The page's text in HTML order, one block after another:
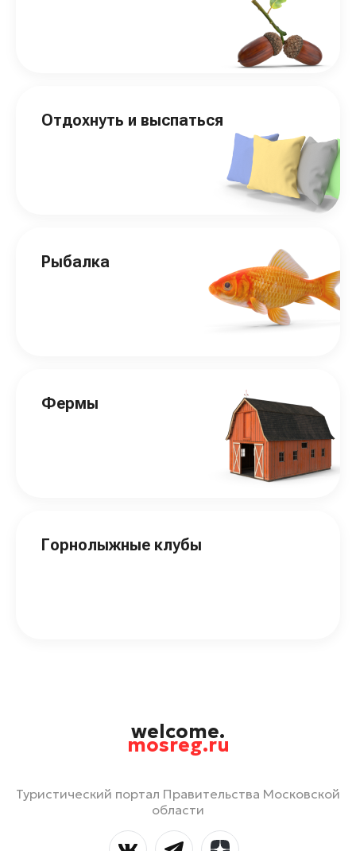
Отдохнуть и выспаться
Рыбалка
Фермы
Горнолыжные клубы
welcome.
mosreg.ru
Туристический портал Правительства Московской
области